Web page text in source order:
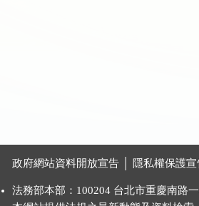
政府網站資料開放宣告 隱私權保護宣
法務部本部：100204 台北市重慶南路